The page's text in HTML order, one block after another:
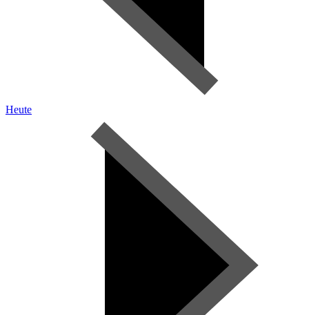
Heute